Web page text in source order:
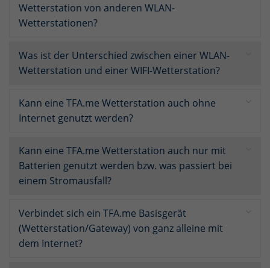
Wetterstation von anderen WLAN-
Wetterstationen?
Was ist der Unterschied zwischen einer WLAN-
Wetterstation und einer WIFI-Wetterstation?
Kann eine TFA.me Wetterstation auch ohne
Internet genutzt werden?
Kann eine TFA.me Wetterstation auch nur mit
Batterien genutzt werden bzw. was passiert bei
einem Stromausfall?
Verbindet sich ein TFA.me Basisgerät
(Wetterstation/Gateway) von ganz alleine mit
dem Internet?